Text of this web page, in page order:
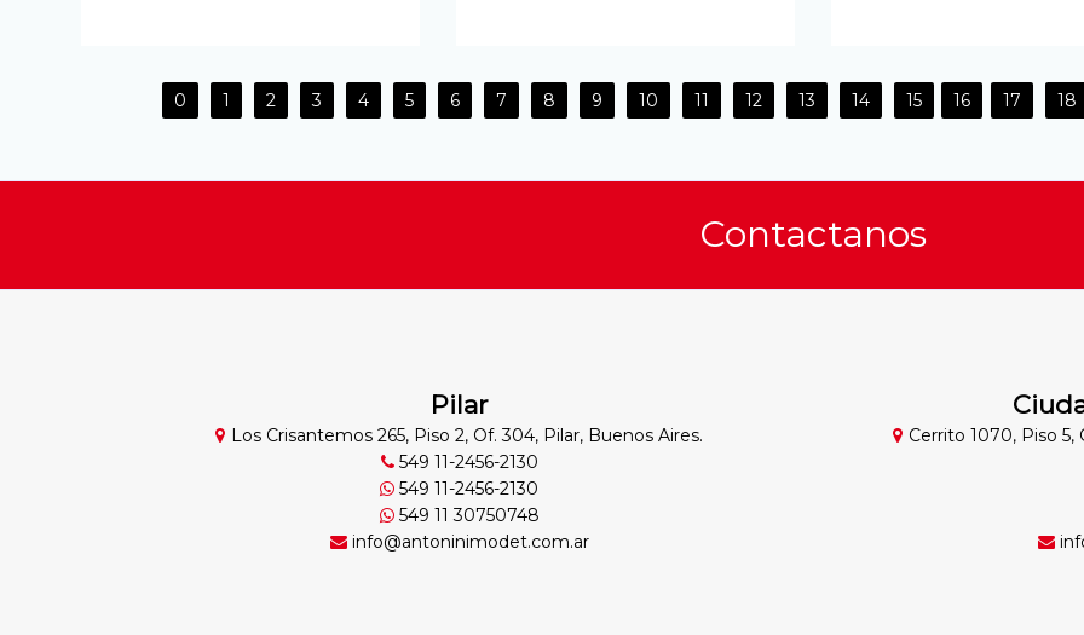
0 1 2 3 4 5 6 7 8 9 10 11 12 13 14 15 16 17 18
Contactanos
Pilar
Los Crisantemos 265, Piso 2, Of. 304, Pilar, Buenos Aires.
549 11-2456-2130
549 11-2456-2130
549 11 30750748
info@antoninimodet.com.ar
Cerrito 1070, Piso